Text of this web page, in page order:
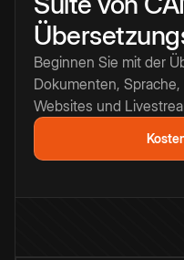
Beginnen Sie mit der
Dokumenten,
Websites und